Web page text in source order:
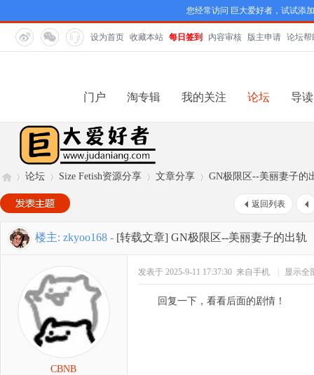
您经常访问 巨大爱好者，试试添
设为首页 收藏本站 每日签到 内容审核 版主申请 论坛帮
门户 淘专辑 我的关注 论坛 导读
巨 »
论坛
›
Size Fetish资源分享
›
文章分享
›
GN极限区--美丽妻子的
返回列表
楼主: zkyoo168 - [转载文章] GN极限区--美丽妻子的出轨
CBNB
发表于 2025-9-11 17:37:30 来自手机 显示全
回复一下，看看后面的剧情！